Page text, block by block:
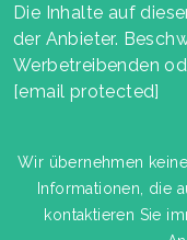
Die Inhalte auf
der Anbieter.
Werbetreibenden
[email protected]
Wir übernehmen
Informationen, die
kontaktieren Sie